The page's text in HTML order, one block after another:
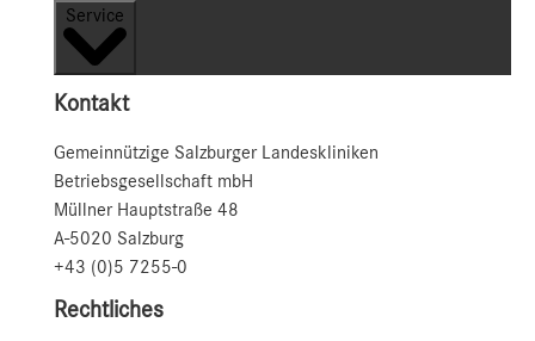
Service
Kontakt
Gemeinnützige Salzburger Landeskliniken
Betriebsgesellschaft mbH
Müllner Hauptstraße 48
A-5020 Salzburg
+43 (0)5 7255-0
Rechtliches